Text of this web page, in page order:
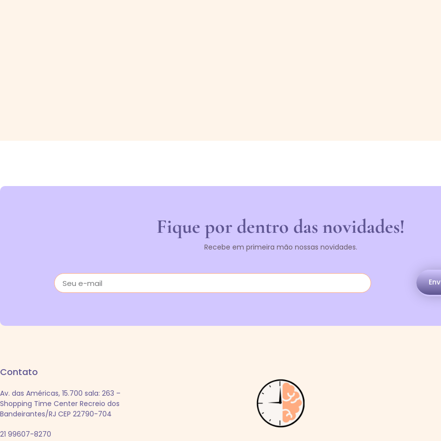
Fique por dentro das novidades!
Recebe em primeira mão nossas novidades.
Contato
Av. das Américas, 15.700 sala: 263 –
Shopping Time Center Recreio dos
Bandeirantes/RJ CEP 22790-704
21 99607-8270